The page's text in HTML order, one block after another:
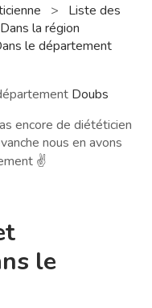
>
Liste des
Dans la région
le département
Doubs
encore de diététicien
nous en avons
✌️
le